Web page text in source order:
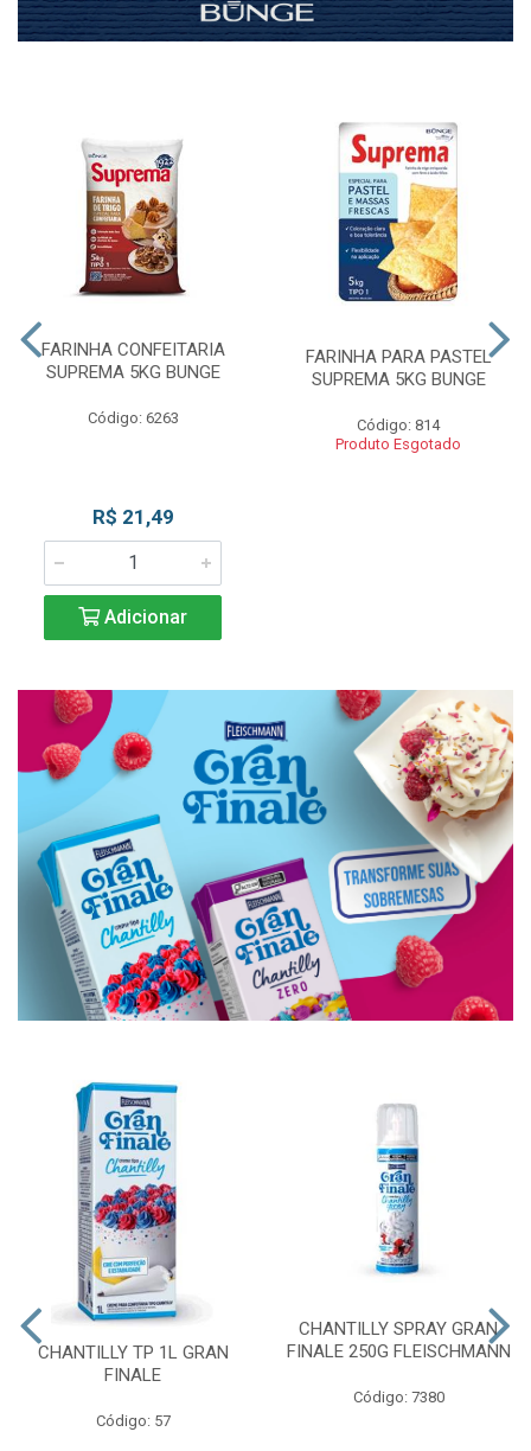
FARINHA CONFEITARIA
SUPREMA 5KG BUNGE
Código: 6263
R$ 21,49
Adicionar
FARINHA PARA PASTEL
SUPREMA 5KG BUNGE
Código: 814
Produto Esgotado
CHANTILLY TP 1L GRAN
FINALE
Código: 57
CHANTILLY SPRAY GRAN
FINALE 250G FLEISCHMANN
Código: 7380